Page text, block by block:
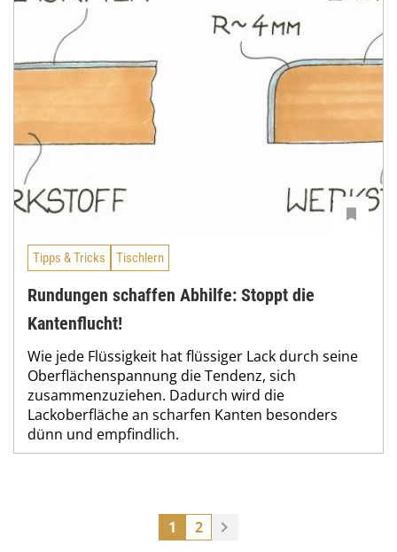
Tipps & Tricks Tischlern
Rundungen schaffen Abhilfe: Stoppt die
Kantenflucht!
Wie jede Flüssigkeit hat flüssiger Lack durch seine
Oberflächenspannung die Tendenz, sich
zusammenzuziehen. Dadurch wird die
Lackoberfläche an scharfen Kanten besonders
dünn und empfindlich.
1 2